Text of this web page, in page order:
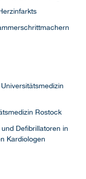
Rostock
Defibrillatoren in
Kardiologen